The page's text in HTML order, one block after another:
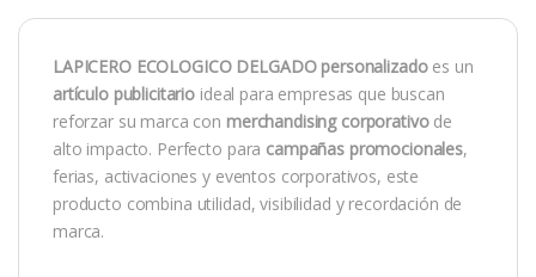
LAPICERO ECOLOGICO DELGADO personalizadoes un
artículo publicitario ideal para empresas que buscan
reforzar su marca con merchandising corporativode
alto impacto. Perfecto para campañas promocionales,
ferias, activaciones y eventos corporativos, este
producto combina utilidad, visibilidad y recordación de
marca.